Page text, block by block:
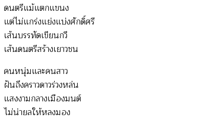
ดนตรีแม้แตกแขนง
แต่ไม่แกร่งแย่งแบ่งศักดิ์ศรี
เส้นบรรทัดเขียนกวี
เส้นดนตรีสร้างเยาวชน
คนหนุ่มและคนสาว
ฝันถึงคราวดาวร่วงหล่น
แสงงามกลางเมืองมนต์
ไม่น่ายลให้หลงมอง